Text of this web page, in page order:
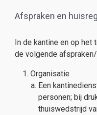
Afspraken en
In de kantine en op het
de volgende
Organisatie
Een
personen; bij
thuiswedstrijd